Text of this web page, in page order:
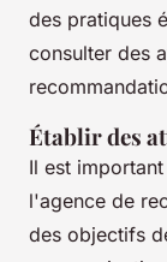
des pratiques
consulter des
Établir des
Il est
l'agence de
des objectifs